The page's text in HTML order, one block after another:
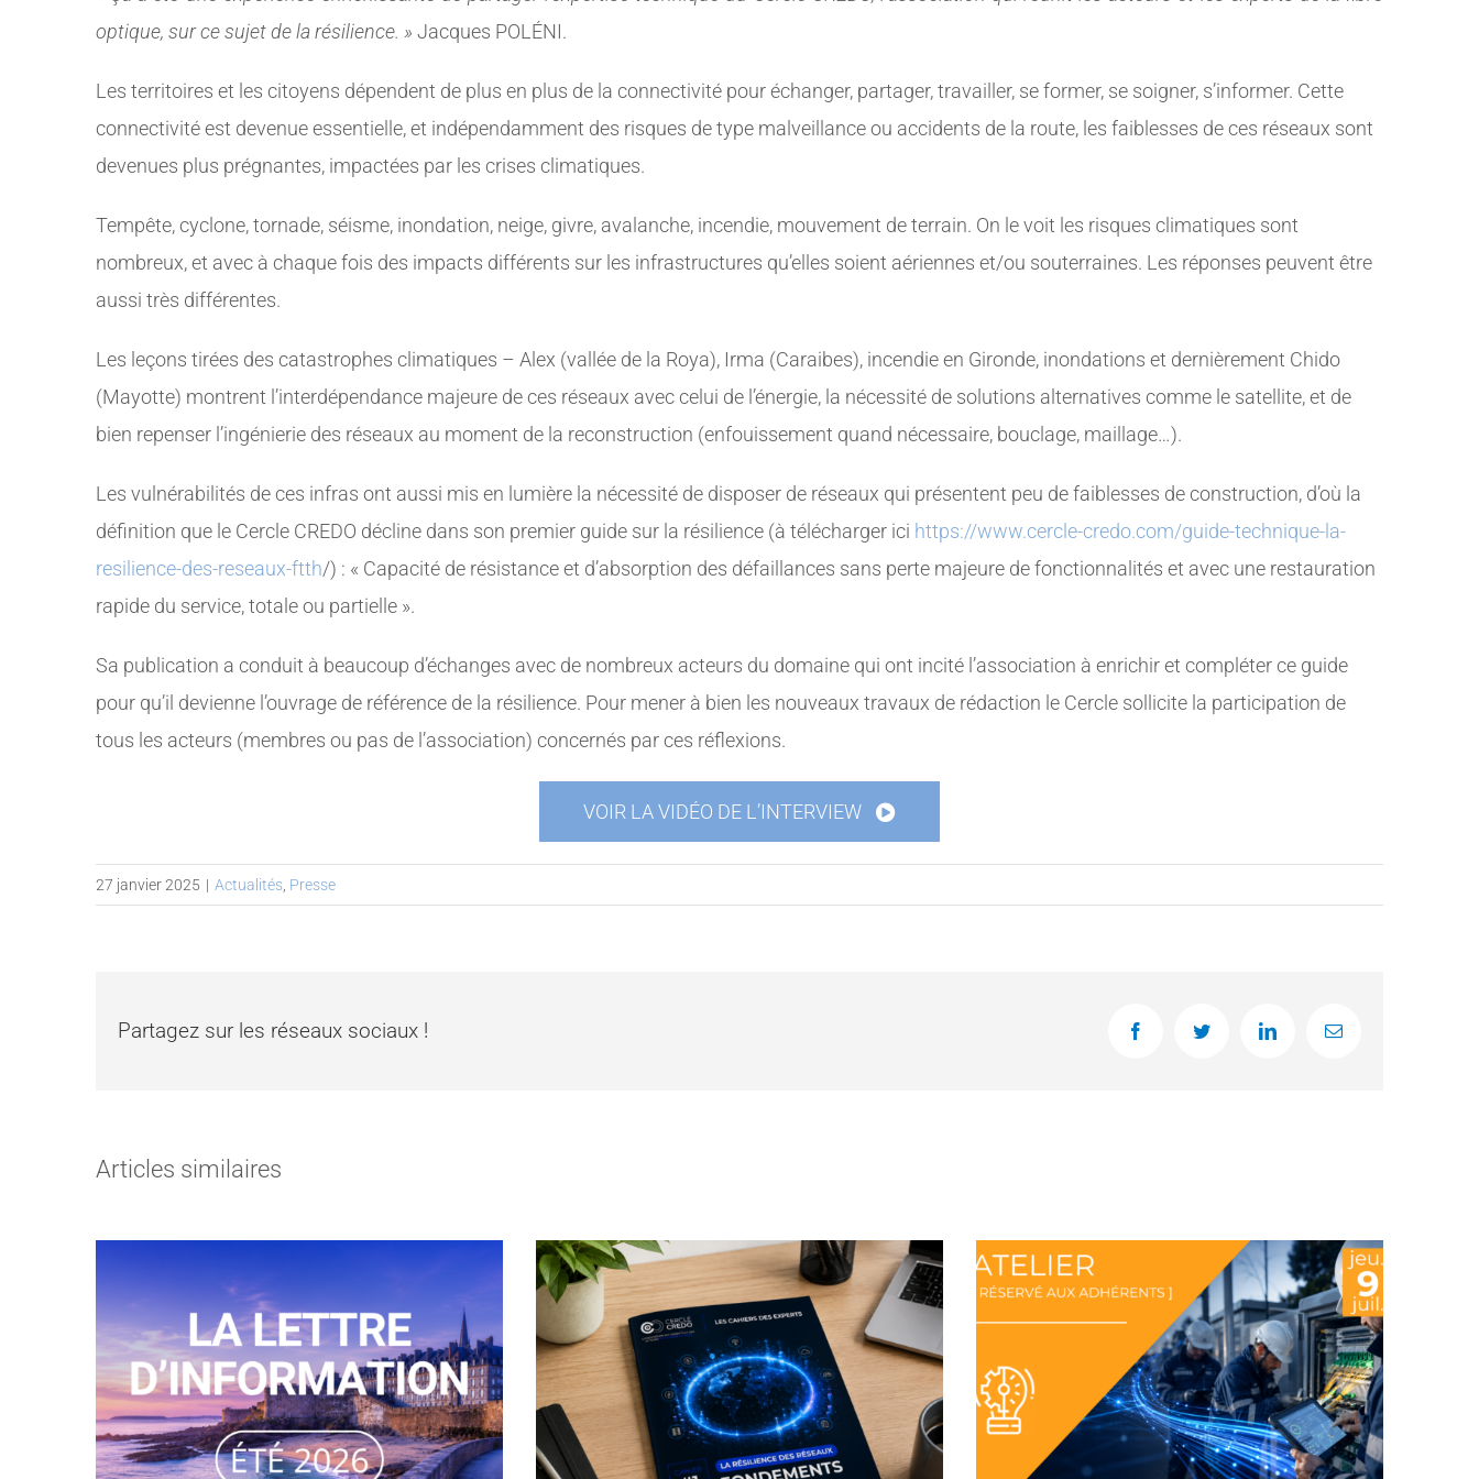
optique, sur ce sujet de la résilience. » Jacques POLÉNI.
Les territoires et les citoyens dépendent de plus en plus de la connectivité pour échanger, partager, travailler, se former, se soigner, s’informer. Cette
connectivité est devenue essentielle, et indépendamment des risques de type malveillance ou accidents de la route, les faiblesses de ces réseaux sont
devenues plus prégnantes, impactées par les crises climatiques.
Tempête, cyclone, tornade, séisme, inondation, neige, givre, avalanche, incendie, mouvement de terrain. On le voit les risques climatiques sont
nombreux, et avec à chaque fois des impacts différents sur les infrastructures qu’elles soient aériennes et/ou souterraines. Les réponses peuvent être
aussi très différentes.
Les leçons tirées des catastrophes climatiques – Alex (vallée de la Roya), Irma (Caraibes), incendie en Gironde, inondations et dernièrement Chido
(Mayotte) montrent l’interdépendance majeure de ces réseaux avec celui de l’énergie, la nécessité de solutions alternatives comme le satellite, et de
bien repenser l’ingénierie des réseaux au moment de la reconstruction (enfouissement quand nécessaire, bouclage, maillage…).
Les vulnérabilités de ces infras ont aussi mis en lumière la nécessité de disposer de réseaux qui présentent peu de faiblesses de construction, d’où la
définition que le Cercle CREDO décline dans son premier guide sur la résilience (à télécharger ici https://www.cercle-credo.com/guide-technique-la-
resilience-des-reseaux-ftth/) : « Capacité de résistance et d’absorption des défaillances sans perte majeure de fonctionnalités et avec une restauration
rapide du service, totale ou partielle ».
Sa publication a conduit à beaucoup d’échanges avec de nombreux acteurs du domaine qui ont incité l’association à enrichir et compléter ce guide
pour qu’il devienne l’ouvrage de référence de la résilience. Pour mener à bien les nouveaux travaux de rédaction le Cercle sollicite la participation de
tous les acteurs (membres ou pas de l’association) concernés par ces réflexions.
VOIR LA VIDÉO DE L’INTERVIEW
27 janvier 2025 | Actualités Presse
Partagez sur les réseaux sociaux ! FacebookTwitter LinkedInEmail
Articles similaires